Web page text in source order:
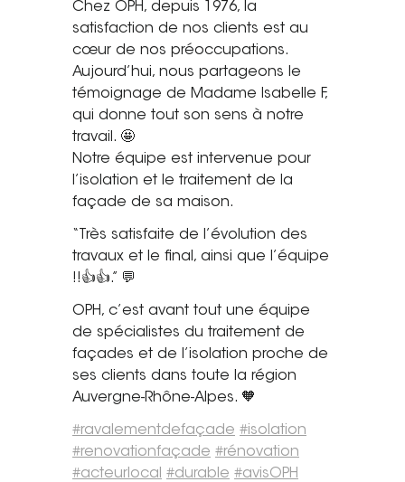
Saint-Étienne
Mâcon
La société
Nos réalisations
Pour les pros
Plâtrier / Peintre
Charpentier / Couvreur
Syndic / Régie
Architecte
Demander un devis
Tel. 04 82 29 21 82
Contact
Chez OPH, depuis 1976, la
satisfaction de nos clients est au
cœur de nos préoccupations.
Aujourd’hui, nous partageons le
témoignage de Madame Isabelle F,
qui donne tout son sens à notre
travail. 🤩
Notre équipe est intervenue pour
l’isolation et le traitement de la
façade de sa maison.
“Très satisfaite de l’évolution des
travaux et le final, ainsi que l’équipe
!!👍👍.” 💬
OPH, c’est avant tout une équipe
de spécialistes du traitement de
façades et de l’isolation proche de
ses clients dans toute la région
Auvergne-Rhône-Alpes. 🧡
#ravalementdefaçade #isolation
#renovationfaçade #rénovation
#acteurlocal #durable #avisOPH